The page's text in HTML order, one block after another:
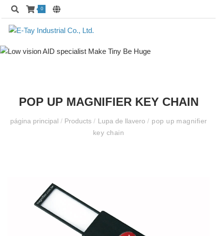
0
POP UP MAGNIFIER KEY CHAIN
página principal / Products/ Lupa de llavero/ pop up magnifier
key chain